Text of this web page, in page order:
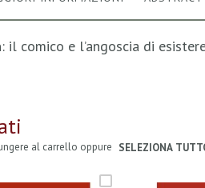
il comico e l’angoscia di
al carrello oppure SELEZIONA